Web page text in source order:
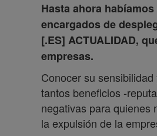
Hasta ahora
encargados de
[.ES] ACTUALIDAD,
empresas.
Conocer su
tantos beneficios -
negativas para quienes
la expulsión de la